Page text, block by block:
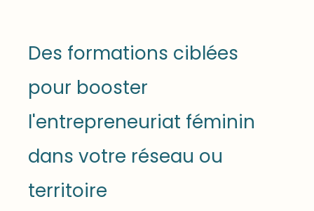
Des formations ciblées
pour booster
l'entrepreneuriat féminin
dans votre réseau ou
territoire